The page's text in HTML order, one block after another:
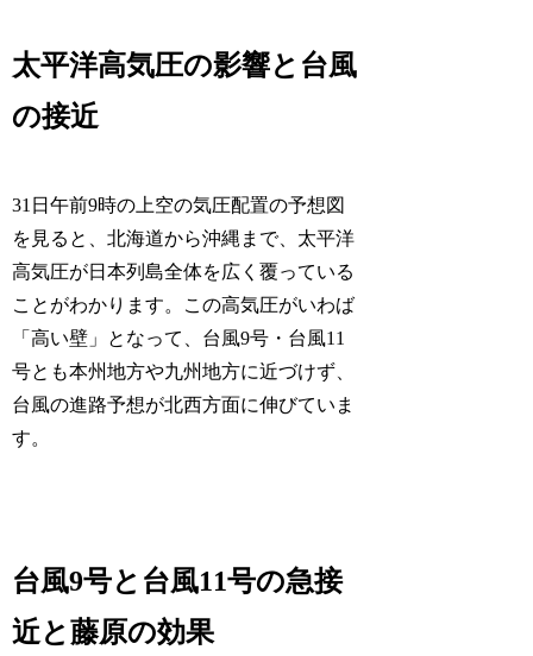
太平洋高気圧の影響と台風
の接近
31日午前9時の上空の気圧配置の予想図
を見ると、北海道から沖縄まで、太平洋
高気圧が日本列島全体を広く覆っている
ことがわかります。この高気圧がいわば
「高い壁」となって、台風9号・台風11
号とも本州地方や九州地方に近づけず、
台風の進路予想が北西方面に伸びていま
す。
台風9号と台風11号の急接
近と藤原の効果